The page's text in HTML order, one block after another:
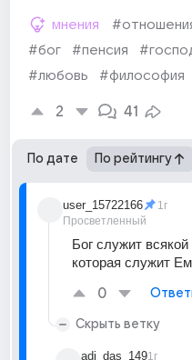
мнения
#бог
#пенсия
#любовь
#философия
2 41
По дате По рейтингу
user_15722166
Просветленный
1г
Бог служит
которая служит
0
Скрыть ветку
adi_das_1491г